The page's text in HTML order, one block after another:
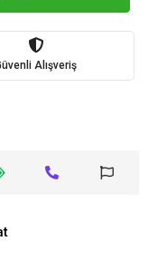
Alışveriş